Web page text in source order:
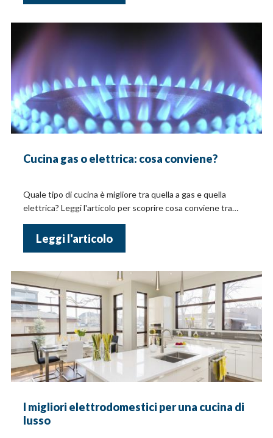
Cucina gas o elettrica: cosa conviene?
Quale tipo di cucina è migliore tra quella a gas e quella
elettrica? Leggi l'articolo per scoprire cosa conviene tra
Leggi l'articolo
I migliori elettrodomestici per una cucina di
lusso